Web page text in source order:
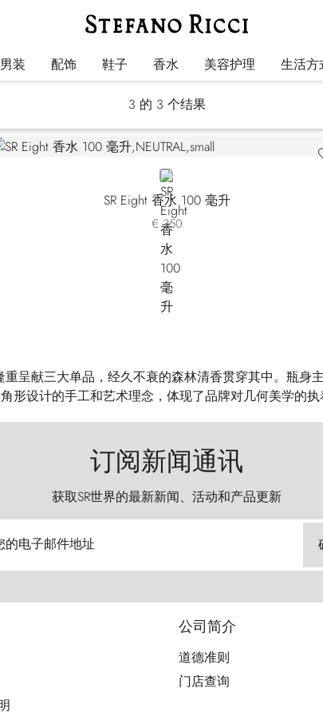
男装 配饰 鞋子 香水 美容护理 生活方
Eight
3 的 3 个结果
NEUTRAL
SR Eight 香水 100 毫升
€ 350
重呈献三大单品，经久不衰的森林清香贯穿其中。瓶身
形设计的手工和艺术理念，体现了品牌对几何美学的执
订阅新闻通讯
获取SR世界的最新新闻、活动和产品更新
的电子邮件地址
公司简介
道德准则
门店查询